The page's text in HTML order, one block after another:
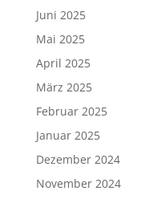
Juni 2025
Mai 2025
April 2025
März 2025
Februar 2025
Januar 2025
Dezember 2024
November 2024